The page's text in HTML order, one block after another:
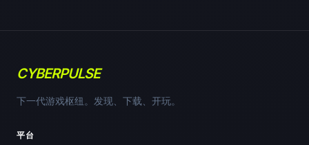
CYBERPULSE
下一代游戏枢纽。发现、下载、开玩。
平台